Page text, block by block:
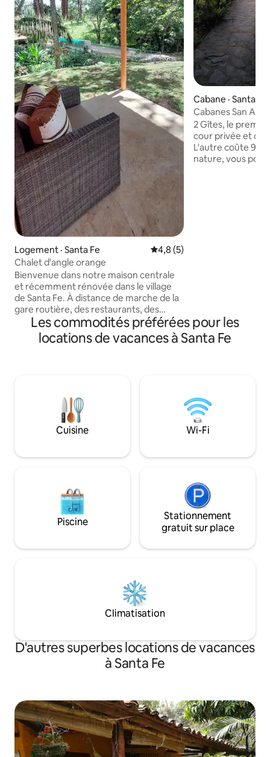
Logement · Santa Fe Note moyenne de 4,8 sur 5,
4,8 (5)
Chalet d'angle orange
Bienvenue dans notre maison centrale
et récemment rénovée dans le village
de Santa Fe. À distance de marche de la
gare routière, des restaurants, des
cafés, des épiceries et des marchés
artisanaux. Profitez d'une douche
chaude, du Wi-Fi Starlink et de
automatiques. Remarque : tous les
hébergements situés au centre de
Santa Fe sont affectés par le bruit
ambiant, en particulier pendant les fins
Cabane · Santa Fe
Cabanes San
2 Gîtes, le
cour privée et
L'autre coûte
nature, vous
Les commodités préférées pour les
locations de vacances à Santa Fe
Cuisine Wi-Fi
Piscine
Stationnement
gratuit sur place
Climatisation
D'autres superbes locations de vacances
à Santa Fe